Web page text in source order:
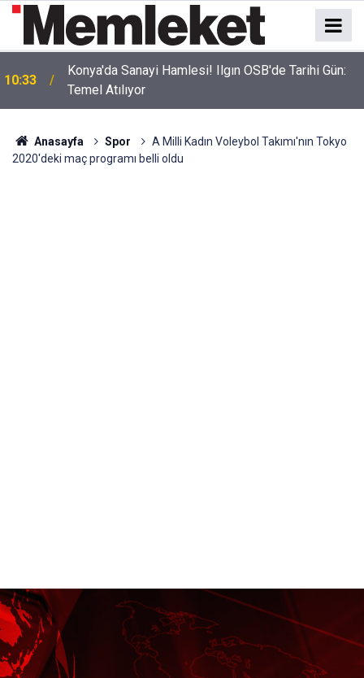
10:33
Konya'da Sanayi Hamlesi! Ilgın OSB'de Tarihi Gün:
Temel Atılıyor
Anasayfa Spor
A Milli Kadın Voleybol Takımı'nın Tokyo
2020'deki maç programı belli oldu